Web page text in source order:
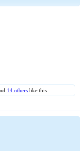
14 others like this.